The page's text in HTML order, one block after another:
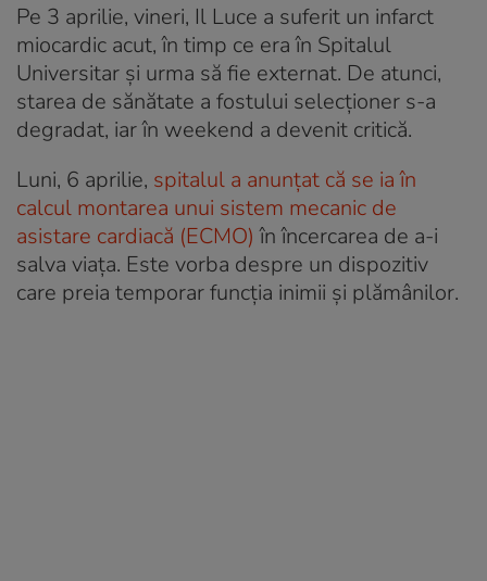
Pe 3 aprilie, vineri, Il Luce a suferit un infarct
miocardic acut, în timp ce era în Spitalul
Universitar și urma să fie externat. De atunci,
starea de sănătate a fostului selecționer s-a
degradat, iar în weekend a devenit critică.
Luni, 6 aprilie, spitalul a anunțat că se ia în
calcul montarea unui sistem mecanic de
asistare cardiacă (ECMO) în încercarea de a-i
salva viața. Este vorba despre un dispozitiv
care preia temporar funcția inimii și plămânilor.